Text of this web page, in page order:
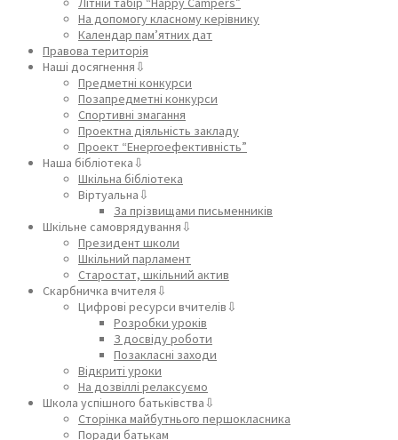
На допомогу класному керівнику
Календар пам’ятних дат
Правова територія
Наші досягнення⇩
Предметні конкурси
Позапредметні конкурси
Спортивні змагання
Проектна діяльність закладу
Проект “Енергоефективність”
Наша бібліотека⇩
Шкільна бібліотека
Віртуальна⇩
За прізвищами письменників
Шкільне самоврядування⇩
Президент школи
Шкільний парламент
Старостат, шкільний актив
Скарбничка вчителя⇩
Цифрові ресурси вчителів⇩
Розробки уроків
З досвіду роботи
Позакласні заходи
Відкриті уроки
На дозвіллі релаксуємо
Школа успішного батьківства⇩
Сторінка майбутнього першокласника
Поради батькам